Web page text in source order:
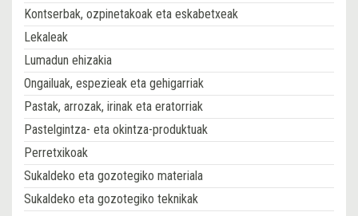
Kontserbak, ozpinetakoak eta eskabetxeak
Lekaleak
Lumadun ehizakia
Ongailuak, espezieak eta gehigarriak
Pastak, arrozak, irinak eta eratorriak
Pastelgintza- eta okintza-produktuak
Perretxikoak
Sukaldeko eta gozotegiko materiala
Sukaldeko eta gozotegiko teknikak